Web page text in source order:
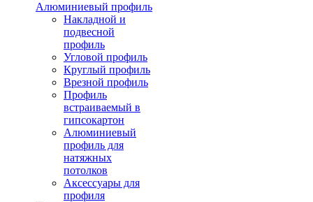
Алюминиевый профиль
Накладной и
подвесной
профиль
Угловой профиль
Круглый профиль
Врезной профиль
Профиль
встраиваемый в
гипсокартон
Алюминиевый
профиль для
натяжных
потолков
Аксессуары для
профиля